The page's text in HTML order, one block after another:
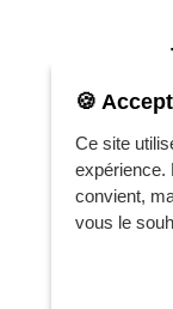
🍪
Ce site
expérience.
convient,
vous le